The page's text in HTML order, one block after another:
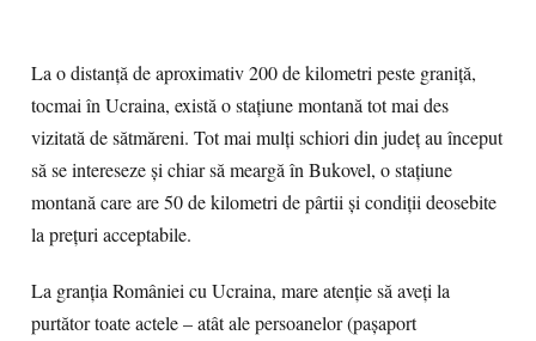
La o distanță de aproximativ 200 de kilometri peste graniţă,
tocmai în Ucraina, există o stațiune montană tot mai des
vizitată de sătmăreni. Tot mai mulți schiori din județ au început
să se intereseze și chiar să meargă în Bukovel, o stațiune
montană care are 50 de kilometri de pârtii și condiții deosebite
la prețuri acceptabile.
La granţia României cu Ucraina, mare atenţie să aveţi la
purtător toate actele – atât ale persoanelor (paşaport